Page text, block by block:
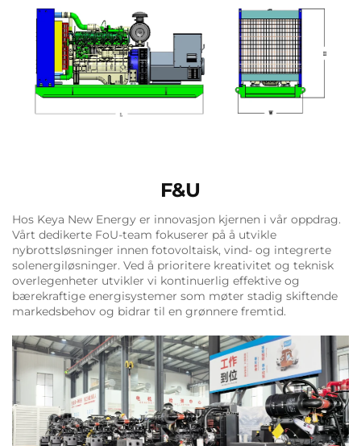
F&U
Hos Keya New Energy er innovasjon kjernen i vår oppdrag.
Vårt dedikerte FoU-team fokuserer på å utvikle
nybrottsløsninger innen fotovoltaisk, vind- og integrerte
solenergiløsninger. Ved å prioritere kreativitet og teknisk
overlegenheter utvikler vi kontinuerlig effektive og
bærekraftige energisystemer som møter stadig skiftende
markedsbehov og bidrar til en grønnere fremtid.